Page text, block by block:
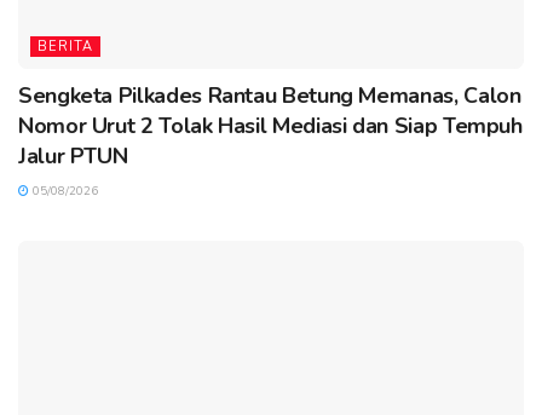
BERITA
Sengketa Pilkades Rantau Betung Memanas, Calon
Nomor Urut 2 Tolak Hasil Mediasi dan Siap Tempuh
Jalur PTUN
05/08/2026